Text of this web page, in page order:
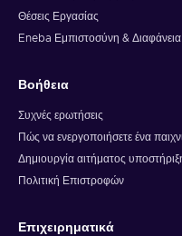
to arrive in your wallet.
Θέσεις Εργασίας
Eneba Εμπιστοσύνη & Διαφάνεια
Βοήθεια
Συχνές ερωτήσεις
Πώς να ενεργοποιήσετε ένα
Δημιουργία αιτήματος
Πολιτική Επιστροφών
Επιχειρηματικά